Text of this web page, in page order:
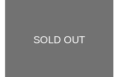
SOLD OUT